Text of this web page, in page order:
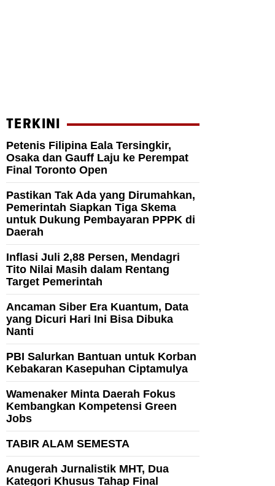
TERKINI
Petenis Filipina Eala Tersingkir,
Osaka dan Gauff Laju ke Perempat
Final Toronto Open
Pastikan Tak Ada yang Dirumahkan,
Pemerintah Siapkan Tiga Skema
untuk Dukung Pembayaran PPPK di
Daerah
Inflasi Juli 2,88 Persen, Mendagri
Tito Nilai Masih dalam Rentang
Target Pemerintah
Ancaman Siber Era Kuantum, Data
yang Dicuri Hari Ini Bisa Dibuka
Nanti
PBI Salurkan Bantuan untuk Korban
Kebakaran Kasepuhan Ciptamulya
Wamenaker Minta Daerah Fokus
Kembangkan Kompetensi Green
Jobs
TABIR ALAM SEMESTA
Anugerah Jurnalistik MHT, Dua
Kategori Khusus Tahap Final